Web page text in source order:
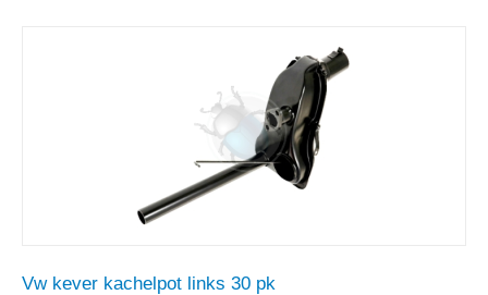
Vw kever kachelpot links 30 pk